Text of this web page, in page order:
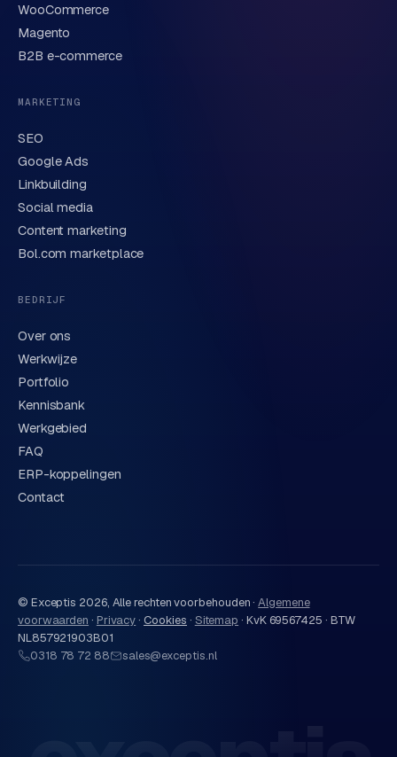
Korte omschrijving van je vraag of project
Verstuur aanvraag
We behandelen je gegevens zorgvuldig conform onze
privacyverklaring. Of bel direct
WooCommerce
Magento
B2B e-commerce
MARKETING
SEO
Google Ads
Linkbuilding
Social media
Content marketing
Bol.com marketplace
BEDRIJF
Over ons
Werkwijze
Portfolio
Kennisbank
Werkgebied
FAQ
ERP-koppelingen
Contact
© Exceptis 2026, Alle rechten voorbehouden · Algemene
voorwaarden · Privacy· Cookies · Sitemap · KvK 69567425 · BTW
NL857921903B01
0318 78 72 88
sales@exceptis.nl